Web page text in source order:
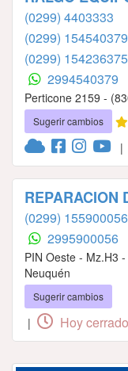
(0299) 4403333
(0299) 154540379
(0299) 154236375
2994540379
Perticone 2159 -
Sugerir cambios
|
REPARACION
(0299) 155900056
2995900056
PIN Oeste - Mz.H3
Neuquén
Sugerir cambios
| Hoy